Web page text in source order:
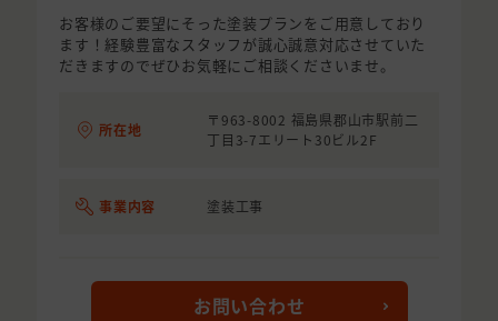
お客様のご要望にそった塗装プランをご用意しており
ます！経験豊富なスタッフが誠心誠意対応させていた
だきますのでぜひお気軽にご相談くださいませ。
所在地
〒963-8002 福島県郡山市駅前二
丁目3-7エリート30ビル2F
事業内容 塗装工事
お問い合わせ